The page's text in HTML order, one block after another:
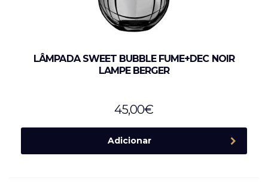
LÂMPADA SWEET BUBBLE FUME+DEC NOIR
LAMPE BERGER
45,00€
Adicionar